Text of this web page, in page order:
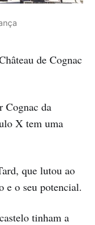
de Cognac
Cognac da
X tem uma
que lutou ao
e o seu potencial.
tinham a